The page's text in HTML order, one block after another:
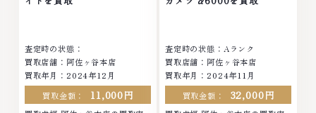
査定時の状態：
買取店舗：阿佐ヶ谷本店
買取年月：2024年12月
買取金額：
11,000円
査定時の状態：Aランク
買取店舗：阿佐ヶ谷本店
買取年月：2024年11月
買取金額：
32,000円